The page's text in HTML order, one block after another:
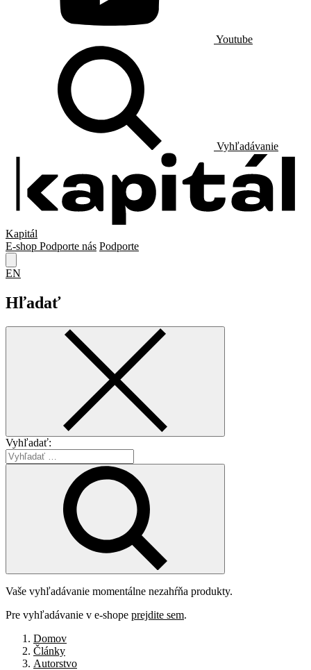
Youtube
Vyhľadávanie
Kapitál
E-shop Podporte nás Podporte
EN
Hľadať
Vyhľadať:
Vaše vyhľadávanie momentálne nezahŕňa produkty.
Pre vyhľadávanie v e-shope prejdite sem.
Domov
Články
Autorstvo